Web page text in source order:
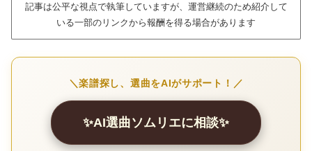
記事は公平な視点で執筆していますが、運営継続のため紹介して
いる一部のリンクから報酬を得る場合があります
＼楽譜探し、選曲をAIがサポート！／
✨AI選曲ソムリエに相談✨